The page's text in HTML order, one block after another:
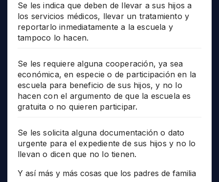
Se les indica que deben de llevar a sus hijos a
los servicios médicos, llevar un tratamiento y
reportarlo inmediatamente a la escuela y
tampoco lo hacen.
Se les requiere alguna cooperación, ya sea
económica, en especie o de participación en la
escuela para beneficio de sus hijos, y no lo
hacen con el argumento de que la escuela es
gratuita o no quieren participar.
Se les solicita alguna documentación o dato
urgente para el expediente de sus hijos y no lo
llevan o dicen que no lo tienen.
Y así más y más cosas que los padres de familia